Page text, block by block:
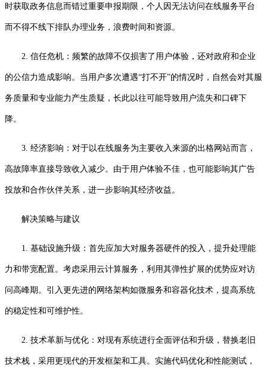
时获取政务信息而错过重要申报期限，个人因无法访问在线服务平台
而不得不线下排队办理业务，浪费时间和资源。
2. 信任危机：频繁的故障不仅损害了用户体验，还对政府和企业
的公信力造成影响。当用户多次遭遇“打不开”的情况时，自然会对其服
务质量和专业能力产生质疑，长此以往可能导致用户流失和口碑下
降。
3. 经济影响：对于以在线服务为主要收入来源的出格网站而言，
高故障率直接导致收入减少。由于用户体验不佳，也可能影响其广告
投放和合作伙伴关系，进一步影响其经济收益。
解决策略与建议
1. 基础设施升级：首先应加大对服务器硬件的投入，提升处理能
力和带宽配置。考虑采用云计算服务，利用其弹性扩展的优势应对访
问高峰期。引入更先进的网络架构如微服务和容器化技术，提高系统
的稳定性和可维护性。
2. 技术革新与优化：对现有系统进行全面评估和升级，替换老旧
技术栈，采用更现代的开发框架和工具。实施代码优化和性能测试，